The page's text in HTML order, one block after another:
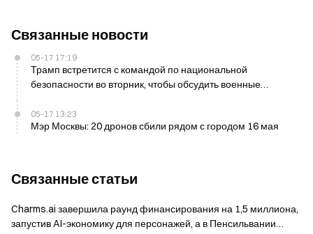
Связанные новости
05-17 17:19
Трамп встретится с командой по национальной
безопасности во вторник, чтобы обсудить военные
05-17 13:23
Мэр Москвы: 20 дронов сбили рядом с городом 16 мая
Связанные статьи
Charms.ai завершила раунд финансирования на 1,5 миллиона,
запустив AI-экономику для персонажей, а в Пенсильвании